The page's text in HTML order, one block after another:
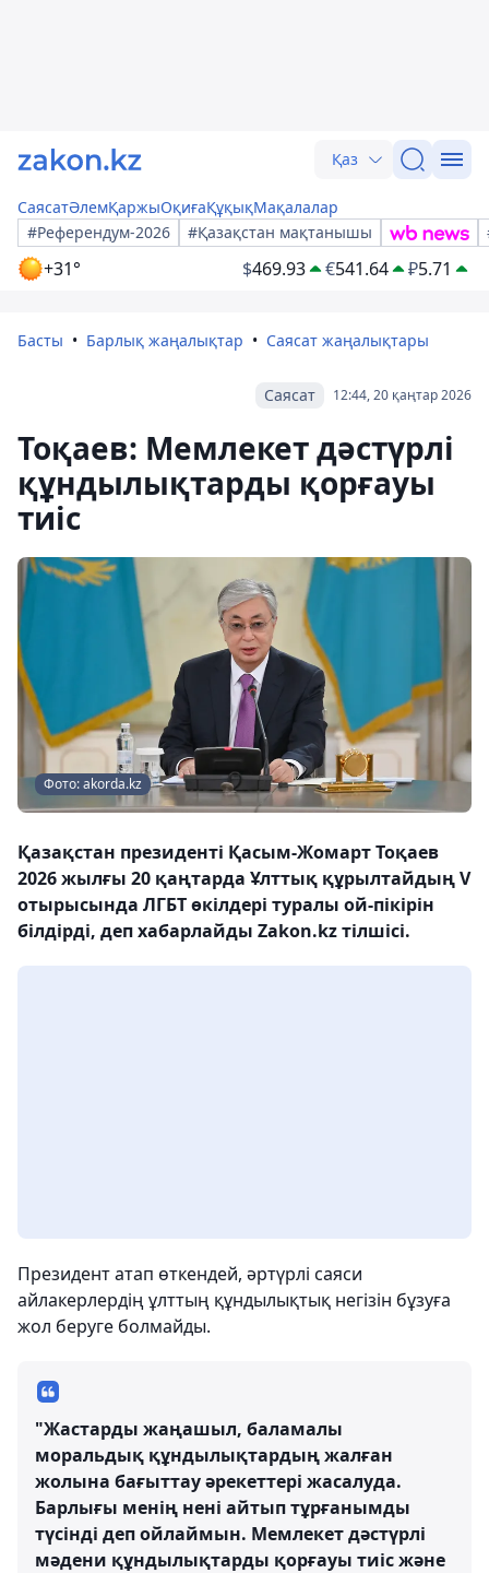
Қаз
СаясатӘлемҚаржыОқиғаҚұқықМақалалар
#Референдум-2026
#Қазақстан мақтанышы
+31° $469.93 €541.64 ₽5.71
Басты Барлық жаңалықтар Саясат жаңалықтары
12:44, 20 қаңтар 2026
Саясат
Тоқаев: Мемлекет дәстүрлі
құндылықтарды қорғауы
тиіс
Фото: akorda.kz
Қазақстан президенті Қасым-Жомарт Тоқаев
2026 жылғы 20 қаңтарда Ұлттық құрылтайдың V
отырысында ЛГБТ өкілдері туралы ой-пікірін
білдірді, деп хабарлайды Zakon.kz тілшісі.
Президент атап өткендей, әртүрлі саяси
айлакерлердің ұлттың құндылықтық негізін бұзуға
жол беруге болмайды.
"Жастарды жаңашыл, баламалы
моральдық құндылықтардың жалған
жолына бағыттау әрекеттері жасалуда.
Барлығы менің нені айтып тұрғанымды
түсінді деп ойлаймын. Мемлекет дәстүрлі
мәдени құндылықтарды қорғауы тиіс және